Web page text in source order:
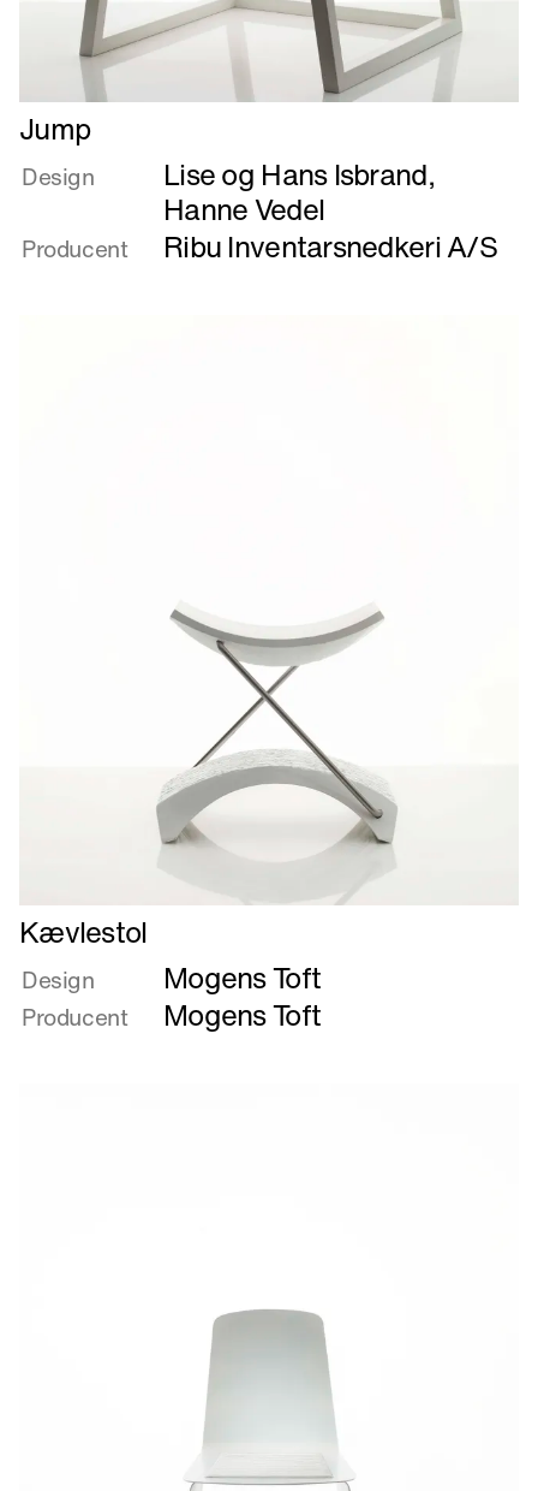
Læs
mere
om
Jump
Design Lise og Hans Isbrand,
Hanne Vedel
Producent Ribu Inventarsnedkeri A/S
Læs
mere
om
Kævlestol
Kævlestol
Design Mogens Toft
Producent Mogens Toft